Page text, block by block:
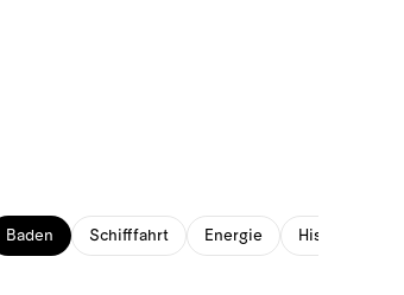
Baden Schifffahrt Energie Historisches